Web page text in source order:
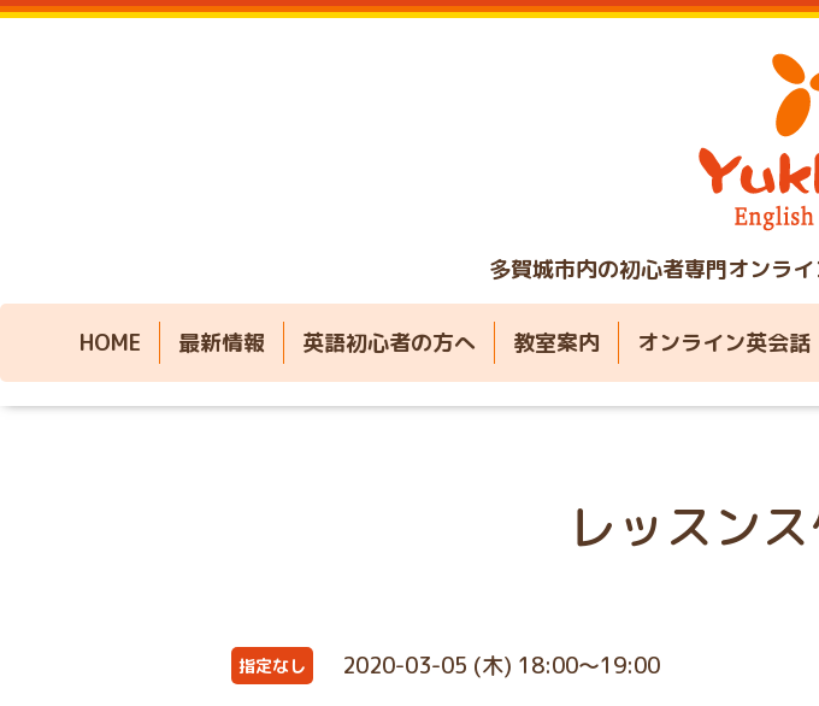
多賀城市内の初心者専門オンラ
HOME 最新情報 英語初心者の方へ 教室案内 オンライン英会話
レッスン
指定なし 2020-03-05 (木) 18:00～19:00